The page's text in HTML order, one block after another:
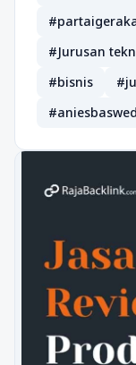
#Jurusan
#bisnis